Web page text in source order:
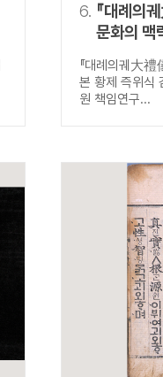
6. 『대례의
문화의 맥
『대례의궤大禮
본 황제 즉위식
원 책임연구...